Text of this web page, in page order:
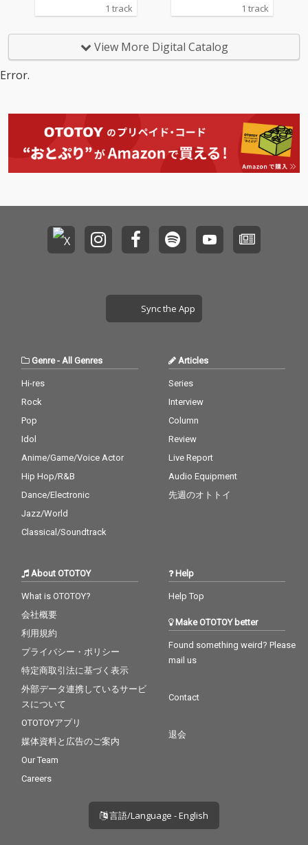
だけではなく、人生に
い表している。 彼女た
だ。 軽快なリズムと転
調を重ねていくクール
な旋律、そしてシニカ
ルな表現からも誠実さ
さまずにはいられない
呼。 あなたの耳からこ
の曲が入り込み、心と
だけではなく、人生に
い表している。 彼女た
だ。 軽快なリズムと転
調を重ねていくクール
な旋律、そしてシニカ
ルな表現からも誠実さ
さまずにはいられない
呼。 あなたの耳からこ
の曲が入り込み、心と
い。 そんな素直で飾ら
ずさみたくなるような
爽やかなメロディーに
い、甘いだけじゃな
い、つしまみれならで
はのこだわり抜いたシ
ンプルさを味わってほ
1 track
い。 そんな素直で飾ら
ずさみたくなるような
爽やかなメロディーに
ず。 切ないだけじゃな
い、甘いだけじゃな
い、つしまみれならで
はのこだわり抜いたシ
ンプルさを味わってほ
1 track
View More Digital Catalog
Error.
Sync the App
Genre-All Genres
Hi-res
Rock
Pop
Idol
Anime/Game/Voice Actor
Hip Hop/R&B
Dance/Electronic
Jazz/World
Classical/Soundtrack
Articles
Series
Interview
Column
Review
Live Report
Audio Equipment
先週のオトトイ
About OTOTOY
What is OTOTOY?
会社概要
利用規約
プライバシー・ポリシー
特定商取引法に基づく表示
外部データ連携しているサービ
スについて
OTOTOYアプリ
媒体資料と広告のご案内
Our Team
Careers
Help
Help Top
Make OTOTOY better
Found something weird? Please
mail us
Contact
退会
言語/Language - English